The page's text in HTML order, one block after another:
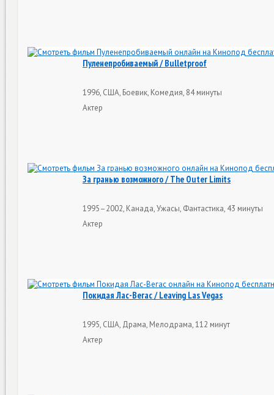
Пуленепробиваемый / Bulletproof
1996, США, Боевик, Комедия, 84 минуты
Актер
За гранью возможного / The Outer Limits
1995–2002, Канада, Ужасы, Фантастика, 43 минуты
Актер
Покидая Лас-Вегас / Leaving Las Vegas
1995, США, Драма, Мелодрама, 112 минут
Актер